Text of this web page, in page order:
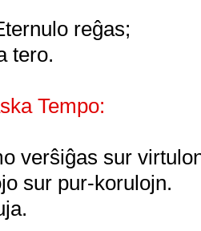
reĝas;
tero.
Tempo:
verŝiĝas sur
sur pur-korulojn.